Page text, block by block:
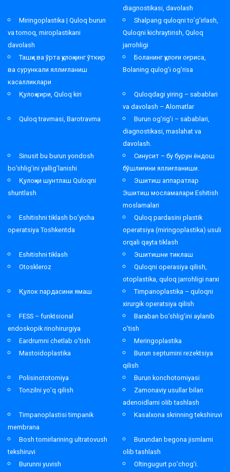
diagnostikasi, davolash
Miringoplastika | Quloq burun
va tomoq, miroplastikani
davolash
Shalpang quloqni to’g’irlash,
Quloqni kichraytirish, Quloq
jarrohligi
Ташқи ва ўрта қулоқнинг ўткир
ва сурункали яллиғланиш
касалликлари
Боланинг қулоғи оғриса,
Bolaning qulog’i og’risa
Қулоқ кири, Quloq kiri
Quloqdagi yiring – sabablari
va davolash – Alomatlar
Quloq travmasi, Barotravma
Burun og’rig’i – sabablari,
diagnostikasi, maslahat va
davolash.
Sinusit bu burun yondosh
bo’shlig’ini yallig’lanishi
Синусит – бу бурун ёндош
бўшлиғини яллиғланиши.
Қулоқни шунтлаш Quloqni
shuntlash
Эшитиш аппаратлар
Эшитиш мосламалари Eshitish
moslamalari
Eshitishni tiklash bo’yicha
operatsiya Toshkentda
Quloq pardasini plastik
operatsiya (miringoplastika) usuli
orqali qayta tiklash
Eshitishni tiklash
Эшитишни тиклаш
Otoskleroz
Quloqni operasiya qilish,
otoplastika, quloq jarrohligi narxi
Қулок пардасини ямаш
Timpanoplastika – quloqni
xirurgik operatsiya qilish
FESS – funktsional
endoskopik rinohirurgiya
Baraban bo’shlig’ini aylanib
o’tish
Eardrumni chetlab o’tish
Meringoplastika
Mastoidoplastika
Burun septumini rezektsiya
qilish
Polisinototomiya
Burun konchotomiyasi
Tonzilni yo’q qilish
Zamonaviy usullar bilan
adenoidlarni olib tashlash
Timpanoplastisi timpanik
membrana
Kasalxona skrinning tekshiruvi
Bosh tomirlarining ultratovush
tekshiruvi
Burundan begona jismlarni
olib tashlash
Burunni yuvish
Oltingugurt po’chog’i.